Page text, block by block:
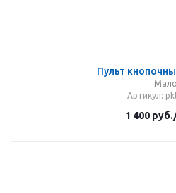
Пульт
Мало
Артикул:
1 400 руб.